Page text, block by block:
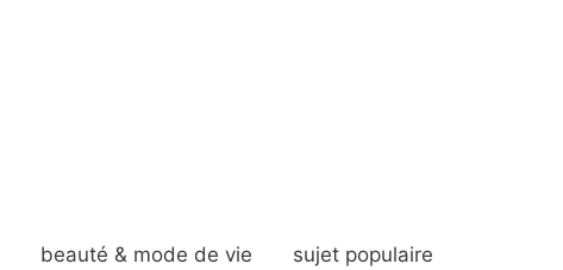
beauté & mode de vie sujet populaire